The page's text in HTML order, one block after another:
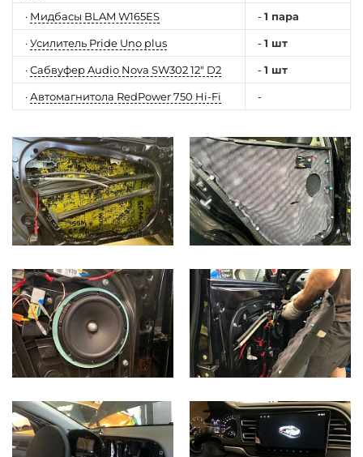
· Мидбасы BLAM W165ES -1 пара
·Усилитель Pride Uno plus -1 шт
·Сабвуфер Audio Nova SW302 12" D2 -1 шт
·Автомагнитола RedPower 750 Hi-Fi -